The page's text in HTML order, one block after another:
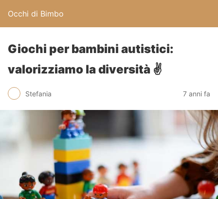
Occhi di Bimbo
Giochi per bambini autistici:
valorizziamo la diversità ✌
Stefania 7 anni fa